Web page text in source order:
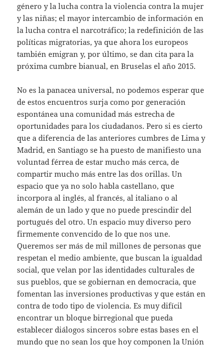
género y la lucha contra la violencia contra la mujer
y las niñas; el mayor intercambio de información en
la lucha contra el narcotráfico; la redefinición de las
políticas migratorias, ya que ahora los europeos
también emigran y, por último, se dan cita para la
próxima cumbre bianual, en Bruselas el año 2015.
No es la panacea universal, no podemos esperar que
de estos encuentros surja como por generación
espontánea una comunidad más estrecha de
oportunidades para los ciudadanos. Pero si es cierto
que a diferencia de las anteriores cumbres de Lima y
Madrid, en Santiago se ha puesto de manifiesto una
voluntad férrea de estar mucho más cerca, de
compartir mucho más entre las dos orillas. Un
espacio que ya no solo habla castellano, que
incorpora al inglés, al francés, al italiano o al
alemán de un lado y que no puede prescindir del
portugués del otro. Un espacio muy diverso pero
firmemente convencido de lo que nos une.
Queremos ser más de mil millones de personas que
respetan el medio ambiente, que buscan la igualdad
social, que velan por las identidades culturales de
sus pueblos, que se gobiernan en democracia, que
fomentan las inversiones productivas y que están en
contra de todo tipo de violencia. Es muy difícil
encontrar un bloque birregional que pueda
establecer diálogos sinceros sobre estas bases en el
mundo que no sean los que hoy componen la Unión